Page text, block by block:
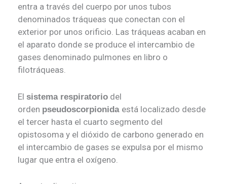
entra a través del cuerpo por unos tubos
denominados tráqueas que conectan con el
exterior por unos orificio. Las tráqueas acaban en
el aparato donde se produce el intercambio de
gases denominado pulmones en libro o
filotráqueas.
El sistema respiratorio del
orden pseudoscorpionida está localizado desde
el tercer hasta el cuarto segmento del
opistosoma y el dióxido de carbono generado en
el intercambio de gases se expulsa por el mismo
lugar que entra el oxígeno.